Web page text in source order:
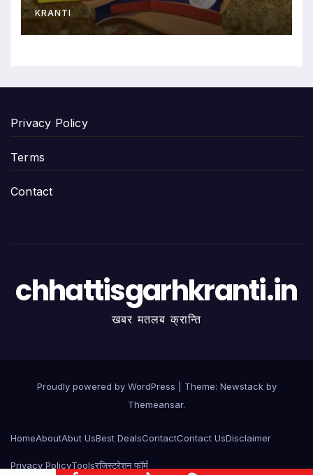
KRANTI
Privacy Policy
Terms
Contact
chhattisgarhkranti.in
खबर मतलब क्रान्ति
Proudly powered by WordPress Theme: Newstackby
Themeansar.
HomeAboutAbut UsBest DealsContactContact UsDisclaimer
Privacy PolicyToolsरजिस्ट्रेशन फॉर्म